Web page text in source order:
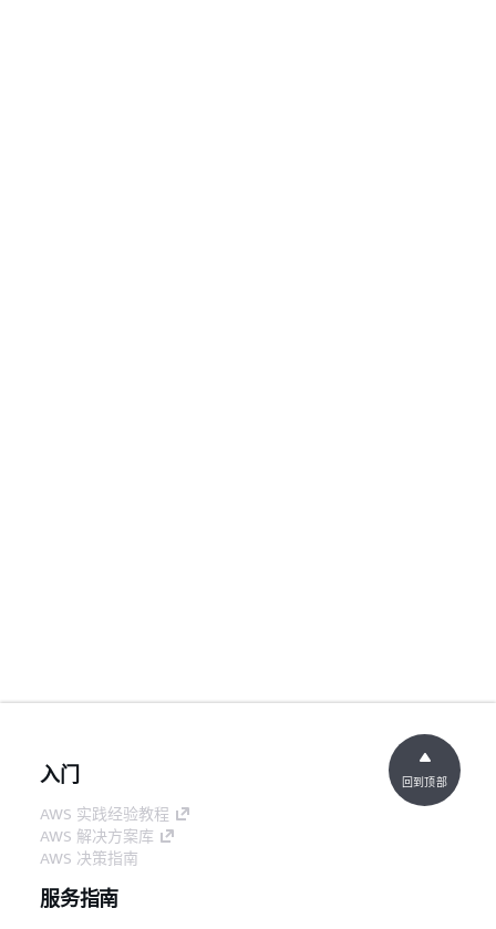
入门
AWS 实践经验教程
AWS 解决方案库
AWS 决策指南
服务指南
回到顶部